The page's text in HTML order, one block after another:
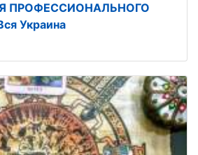
ПРОФЕССИОНАЛЬНОГО
Украина